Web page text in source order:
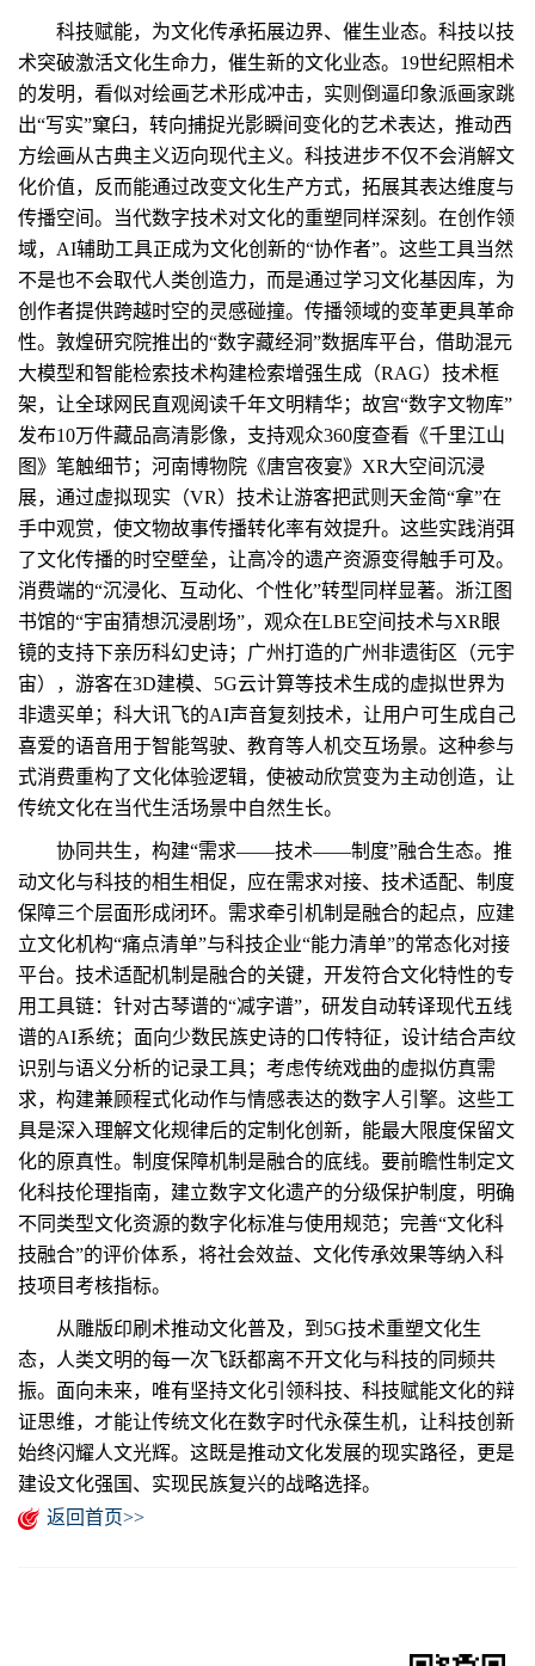
科技赋能，为文化传承拓展边界、催生业态。科技以技
术突破激活文化生命力，催生新的文化业态。19世纪照相术
的发明，看似对绘画艺术形成冲击，实则倒逼印象派画家跳
出“写实”窠臼，转向捕捉光影瞬间变化的艺术表达，推动西
方绘画从古典主义迈向现代主义。科技进步不仅不会消解文
化价值，反而能通过改变文化生产方式，拓展其表达维度与
传播空间。当代数字技术对文化的重塑同样深刻。在创作领
域，AI辅助工具正成为文化创新的“协作者”。这些工具当然
不是也不会取代人类创造力，而是通过学习文化基因库，为
创作者提供跨越时空的灵感碰撞。传播领域的变革更具革命
性。敦煌研究院推出的“数字藏经洞”数据库平台，借助混元
大模型和智能检索技术构建检索增强生成（RAG）技术框
架，让全球网民直观阅读千年文明精华；故宫“数字文物库”
发布10万件藏品高清影像，支持观众360度查看《千里江山
图》笔触细节；河南博物院《唐宫夜宴》XR大空间沉浸
展，通过虚拟现实（VR）技术让游客把武则天金简“拿”在
手中观赏，使文物故事传播转化率有效提升。这些实践消弭
了文化传播的时空壁垒，让高冷的遗产资源变得触手可及。
消费端的“沉浸化、互动化、个性化”转型同样显著。浙江图
书馆的“宇宙猜想沉浸剧场”，观众在LBE空间技术与XR眼
镜的支持下亲历科幻史诗；广州打造的广州非遗街区（元宇
宙），游客在3D建模、5G云计算等技术生成的虚拟世界为
非遗买单；科大讯飞的AI声音复刻技术，让用户可生成自己
喜爱的语音用于智能驾驶、教育等人机交互场景。这种参与
式消费重构了文化体验逻辑，使被动欣赏变为主动创造，让
传统文化在当代生活场景中自然生长。
协同共生，构建“需求——技术——制度”融合生态。推
动文化与科技的相生相促，应在需求对接、技术适配、制度
保障三个层面形成闭环。需求牵引机制是融合的起点，应建
立文化机构“痛点清单”与科技企业“能力清单”的常态化对接
平台。技术适配机制是融合的关键，开发符合文化特性的专
用工具链：针对古琴谱的“减字谱”，研发自动转译现代五线
谱的AI系统；面向少数民族史诗的口传特征，设计结合声纹
识别与语义分析的记录工具；考虑传统戏曲的虚拟仿真需
求，构建兼顾程式化动作与情感表达的数字人引擎。这些工
具是深入理解文化规律后的定制化创新，能最大限度保留文
化的原真性。制度保障机制是融合的底线。要前瞻性制定文
化科技伦理指南，建立数字文化遗产的分级保护制度，明确
不同类型文化资源的数字化标准与使用规范；完善“文化科
技融合”的评价体系，将社会效益、文化传承效果等纳入科
技项目考核指标。
从雕版印刷术推动文化普及，到5G技术重塑文化生
态，人类文明的每一次飞跃都离不开文化与科技的同频共
振。面向未来，唯有坚持文化引领科技、科技赋能文化的辩
证思维，才能让传统文化在数字时代永葆生机，让科技创新
始终闪耀人文光辉。这既是推动文化发展的现实路径，更是
建设文化强国、实现民族复兴的战略选择。
返回首页>>